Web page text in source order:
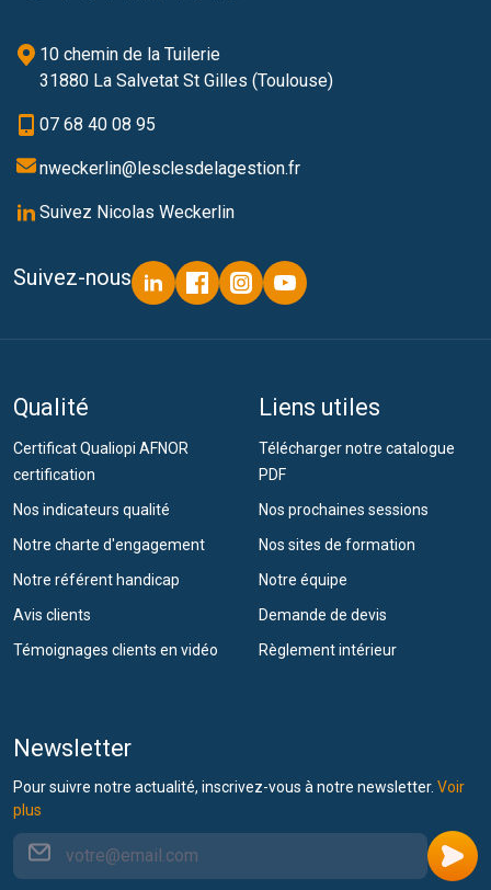
10 chemin de la Tuilerie
31880 La Salvetat St Gilles (Toulouse)
07 68 40 08 95
nweckerlin@lesclesdelagestion.fr
Suivez Nicolas Weckerlin
Suivez-nous
Qualité
Certificat Qualiopi AFNOR
certification
Nos indicateurs qualité
Notre charte d'engagement
Notre référent handicap
Avis clients
Témoignages clients en vidéo
Liens utiles
Télécharger notre catalogue
PDF
Nos prochaines sessions
Nos sites de formation
Notre équipe
Demande de devis
Règlement intérieur
Newsletter
Pour suivre notre actualité, inscrivez-vous à notre newsletter. Voir
plus